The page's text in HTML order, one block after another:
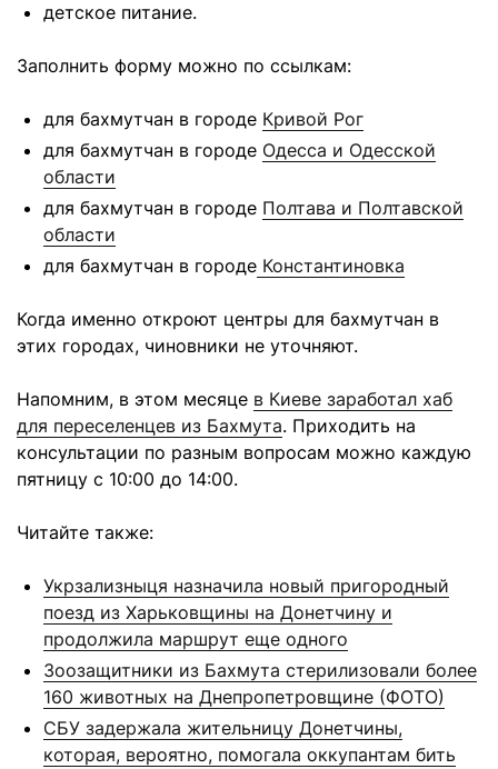
детское питание.
Заполнить форму можно по ссылкам:
для бахмутчан в городе Кривой Рог
для бахмутчан в городе Одесса и Одесской
области
для бахмутчан в городе Полтава и Полтавской
области
для бахмутчан в городе Константиновка
Когда именно откроют центры для бахмутчан в
этих городах, чиновники не уточняют.
Напомним, в этом месяце в Киеве заработал хаб
для переселенцев из Бахмута. Приходить на
консультации по разным вопросам можно каждую
пятницу с 10:00 до 14:00.
Читайте также:
Укрзализныця назначила новый пригородный
поезд из Харьковщины на Донетчину и
продолжила маршрут еще одного
Зоозащитники из Бахмута стерилизовали более
160 животных на Днепропетровщине (ФОТО)
СБУ задержала жительницу Донетчины,
которая, вероятно, помогала оккупантам бить